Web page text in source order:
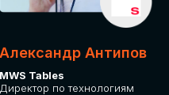
Александр Антипов
MWS Tables
Директор по технологиям